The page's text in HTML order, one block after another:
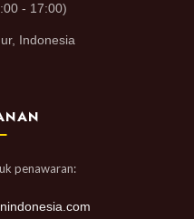
- 17:00)
Indonesia
penawaran: